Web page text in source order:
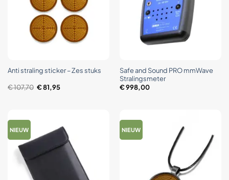
Anti straling sticker – Zes stuks
€107,70 Oorspronkelijke
prijs
€81,95Huidige
Safe and Sound PRO mmWave
Stralingsmeter
€998,00
NIEUW NIEUW